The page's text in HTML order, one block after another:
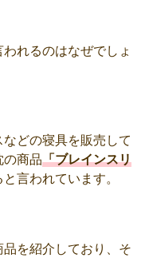
れるのはなぜでしょ
どの寝具を販売して
の商品「ブレインスリ
言われています。
を紹介しており、そ